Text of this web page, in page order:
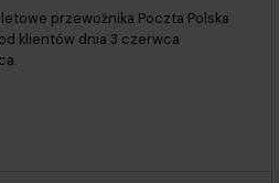
przewoźnika Poczta Polska
klientów dnia 3 czerwca